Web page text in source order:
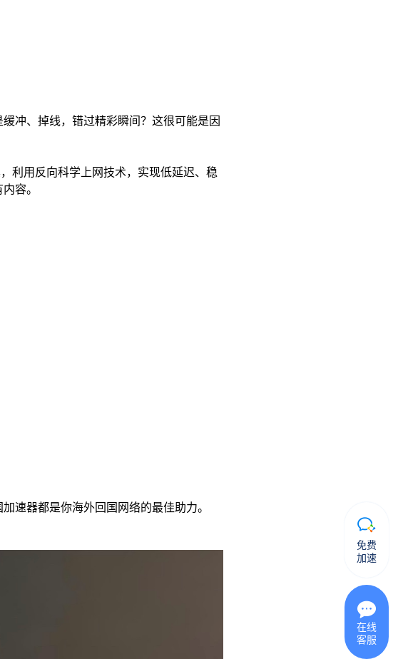
冲、掉线，错过精彩瞬间？这很可能是因
利用反向科学上网技术，实现低延迟、稳
容。
速器都是你海外回国网络的最佳助力。
免费
加速
在线
客服